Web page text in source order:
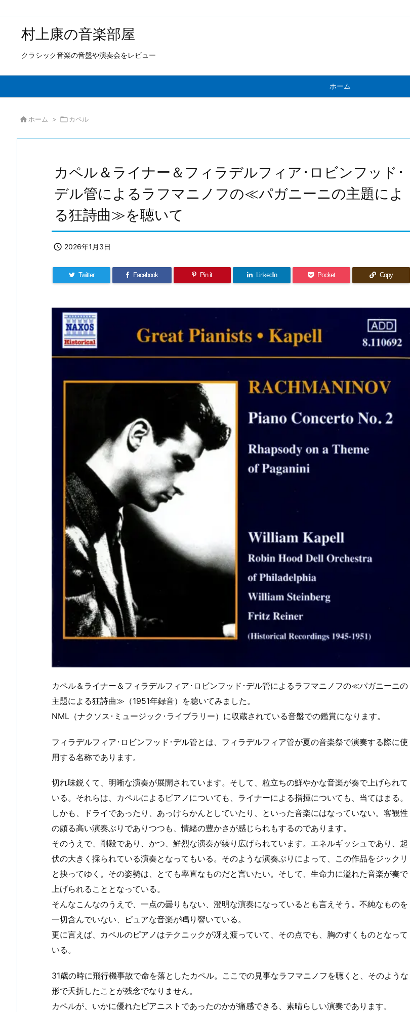
村上康の音楽部屋
クラシック音楽の音盤や演奏会をレビュー
ホーム
 ホーム >  カペル
カペル＆ライナー＆フィラデルフィア･ロビンフッド･
デル管によるラフマニノフの≪パガニーニの主題によ
る狂詩曲≫を聴いて
 2026年1月3日
Twitter Facebook Pin it LinkedIn Pocket Copy
カペル＆ライナー＆フィラデルフィア･ロビンフッド･デル管によるラフマニノフの≪パガニーニの
主題による狂詩曲≫（1951年録音）を聴いてみました。
NML（ナクソス･ミュージック･ライブラリー）に収蔵されている音盤での鑑賞になります。
フィラデルフィア･ロビンフッド･デル管とは、フィラデルフィア管が夏の音楽祭で演奏する際に使
用する名称であります。
切れ味鋭くて、明晰な演奏が展開されています。そして、粒立ちの鮮やかな音楽が奏で上げられて
いる。それらは、カペルによるピアノについても、ライナーによる指揮についても、当てはまる。
しかも、ドライであったり、あっけらかんとしていたり、といった音楽にはなっていない。客観性
の頗る高い演奏ぶりでありつつも、情緒の豊かさが感じられもするのであります。
そのうえで、剛毅であり、かつ、鮮烈な演奏が繰り広げられています。エネルギッシュであり、起
伏の大きく採られている演奏となってもいる。そのような演奏ぶりによって、この作品をジックリ
と抉ってゆく。その姿勢は、とても率直なものだと言いたい。そして、生命力に溢れた音楽が奏で
上げられることとなっている。
そんなこんなのうえで、一点の曇りもない、澄明な演奏になっているとも言えそう。不純なものを
一切含んでいない、ピュアな音楽が鳴り響いている。
更に言えば、カペルのピアノはテクニックが冴え渡っていて、その点でも、胸のすくものとなって
いる。
31歳の時に飛行機事故で命を落としたカペル。ここでの見事なラフマニノフを聴くと、そのような
形で夭折したことが残念でなりません。
カペルが、いかに優れたピアニストであったのかが痛感できる、素晴らしい演奏であります。